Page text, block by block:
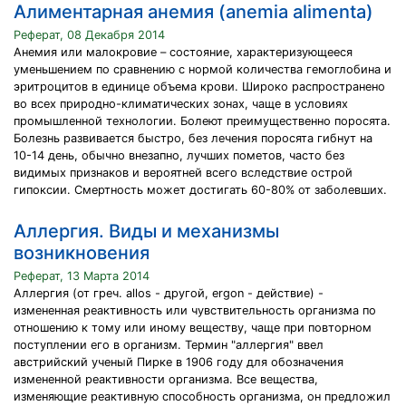
Алиментарная анемия (anemia alimenta)
Реферат, 08 Декабря 2014
Анемия или малокровие – состояние, характеризующееся
уменьшением по сравнению с нормой количества гемоглобина и
эритроцитов в единице объема крови. Широко распространено
во всех природно-климатических зонах, чаще в условиях
промышленной технологии. Болеют преимущественно поросята.
Болезнь развивается быстро, без лечения поросята гибнут на
10-14 день, обычно внезапно, лучших пометов, часто без
видимых признаков и вероятней всего вследствие острой
гипоксии. Смертность может достигать 60-80% от заболевших.
Аллергия. Виды и механизмы
возникновения
Реферат, 13 Марта 2014
Аллергия (от греч. allos - другой, ergon - действие) -
измененная реактивность или чувствительность организма по
отношению к тому или иному веществу, чаще при повторном
поступлении его в организм. Термин "аллергия" ввел
австрийский ученый Пирке в 1906 году для обозначения
измененной реактивности организма. Все вещества,
изменяющие реактивную способность организма, он предложил